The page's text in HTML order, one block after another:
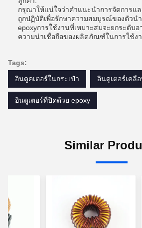
กรุณาให้แน่ใจว่าคําแนะนําการจัดการแล
ถูกปฏิบัติเพื่อรักษาความสมบูรณ์ของตัวนํ
epoxyการใช้งานที่เหมาะสมจะยกระดับ
ความน่าเชื่อถือของผลิตภัณฑ์ในการใช้ง
Tags:
อินดูคเตอร์ในกระเป๋า
อินดูเตอร์เคลื
อินดูเตอร์ที่ปิดด้วย epoxy
Similar